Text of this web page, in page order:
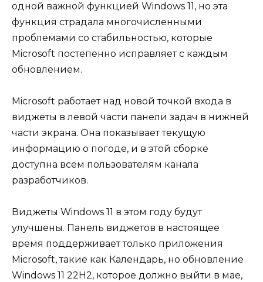
одной важной функцией Windows 11, но эта
функция страдала многочисленными
проблемами со стабильностью, которые
Microsoft постепенно исправляет с каждым
обновлением.
Microsoft работает над новой точкой входа в
виджеты в левой части панели задач в нижней
части экрана. Она показывает текущую
информацию о погоде, и в этой сборке
доступна всем пользователям канала
разработчиков.
Виджеты Windows 11 в этом году будут
улучшены. Панель виджетов в настоящее
время поддерживает только приложения
Microsoft, такие как Календарь, но обновление
Windows 11 22H2, которое должно выйти в мае,